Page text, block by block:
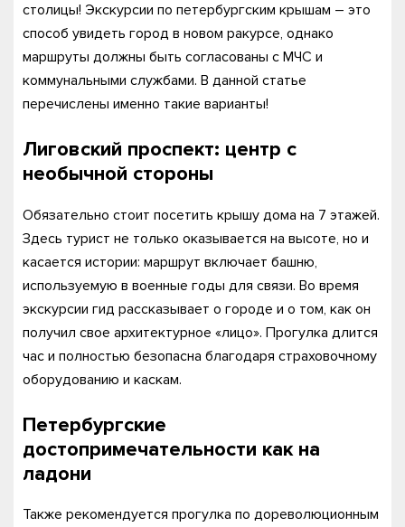
столицы! Экскурсии по петербургским крышам – это
способ увидеть город в новом ракурсе, однако
маршруты должны быть согласованы с МЧС и
коммунальными службами. В данной статье
перечислены именно такие варианты!
Лиговский проспект: центр с
необычной стороны
Обязательно стоит посетить крышу дома на 7 этажей.
Здесь турист не только оказывается на высоте, но и
касается истории: маршрут включает башню,
используемую в военные годы для связи. Во время
экскурсии гид рассказывает о городе и о том, как он
получил свое архитектурное «лицо». Прогулка длится
час и полностью безопасна благодаря страховочному
оборудованию и каскам.
Петербургские
достопримечательности как на
ладони
Также рекомендуется прогулка по дореволюционным